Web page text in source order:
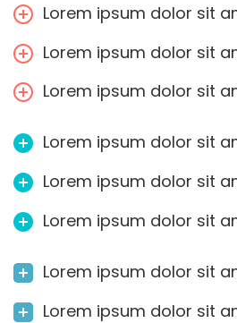
Lorem ipsum dolor sit
Lorem ipsum dolor sit
Lorem ipsum dolor sit
Lorem ipsum dolor sit
Lorem ipsum dolor sit
Lorem ipsum dolor sit
Lorem ipsum dolor sit
Lorem ipsum dolor sit